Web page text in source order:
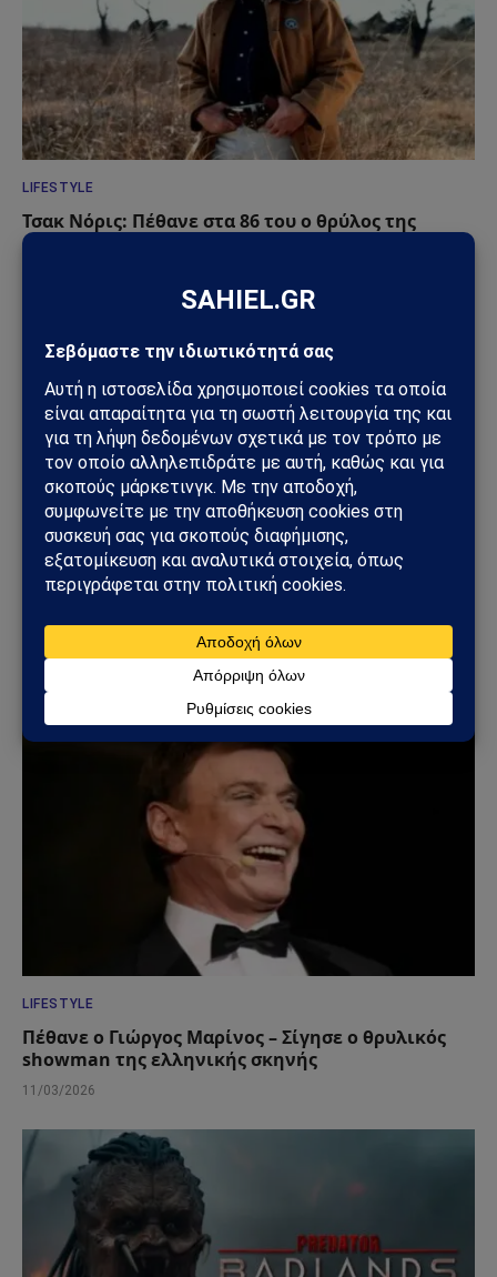
LIFESTYLE
Τσακ Νόρις: Πέθανε στα 86 του ο θρύλος της
action κουλτούρας
ΒΊΝΤΕΟ
Σάλος με το βίντεο του Ακύλα – Αντιδράσεις και
έντονη συζήτηση στα social media
LIFESTYLE
Πέθανε ο Γιώργος Μαρίνος – Σίγησε ο θρυλικός
showman της ελληνικής σκηνής
11/03/2026